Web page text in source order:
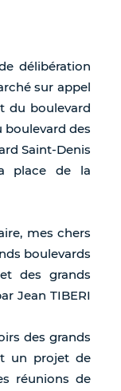
délibération
sur appel
du boulevard
boulevard des
Saint-Denis
place de la
mes chers
boulevards
des grands
Jean TIBERI
des grands
un projet de
réunions de